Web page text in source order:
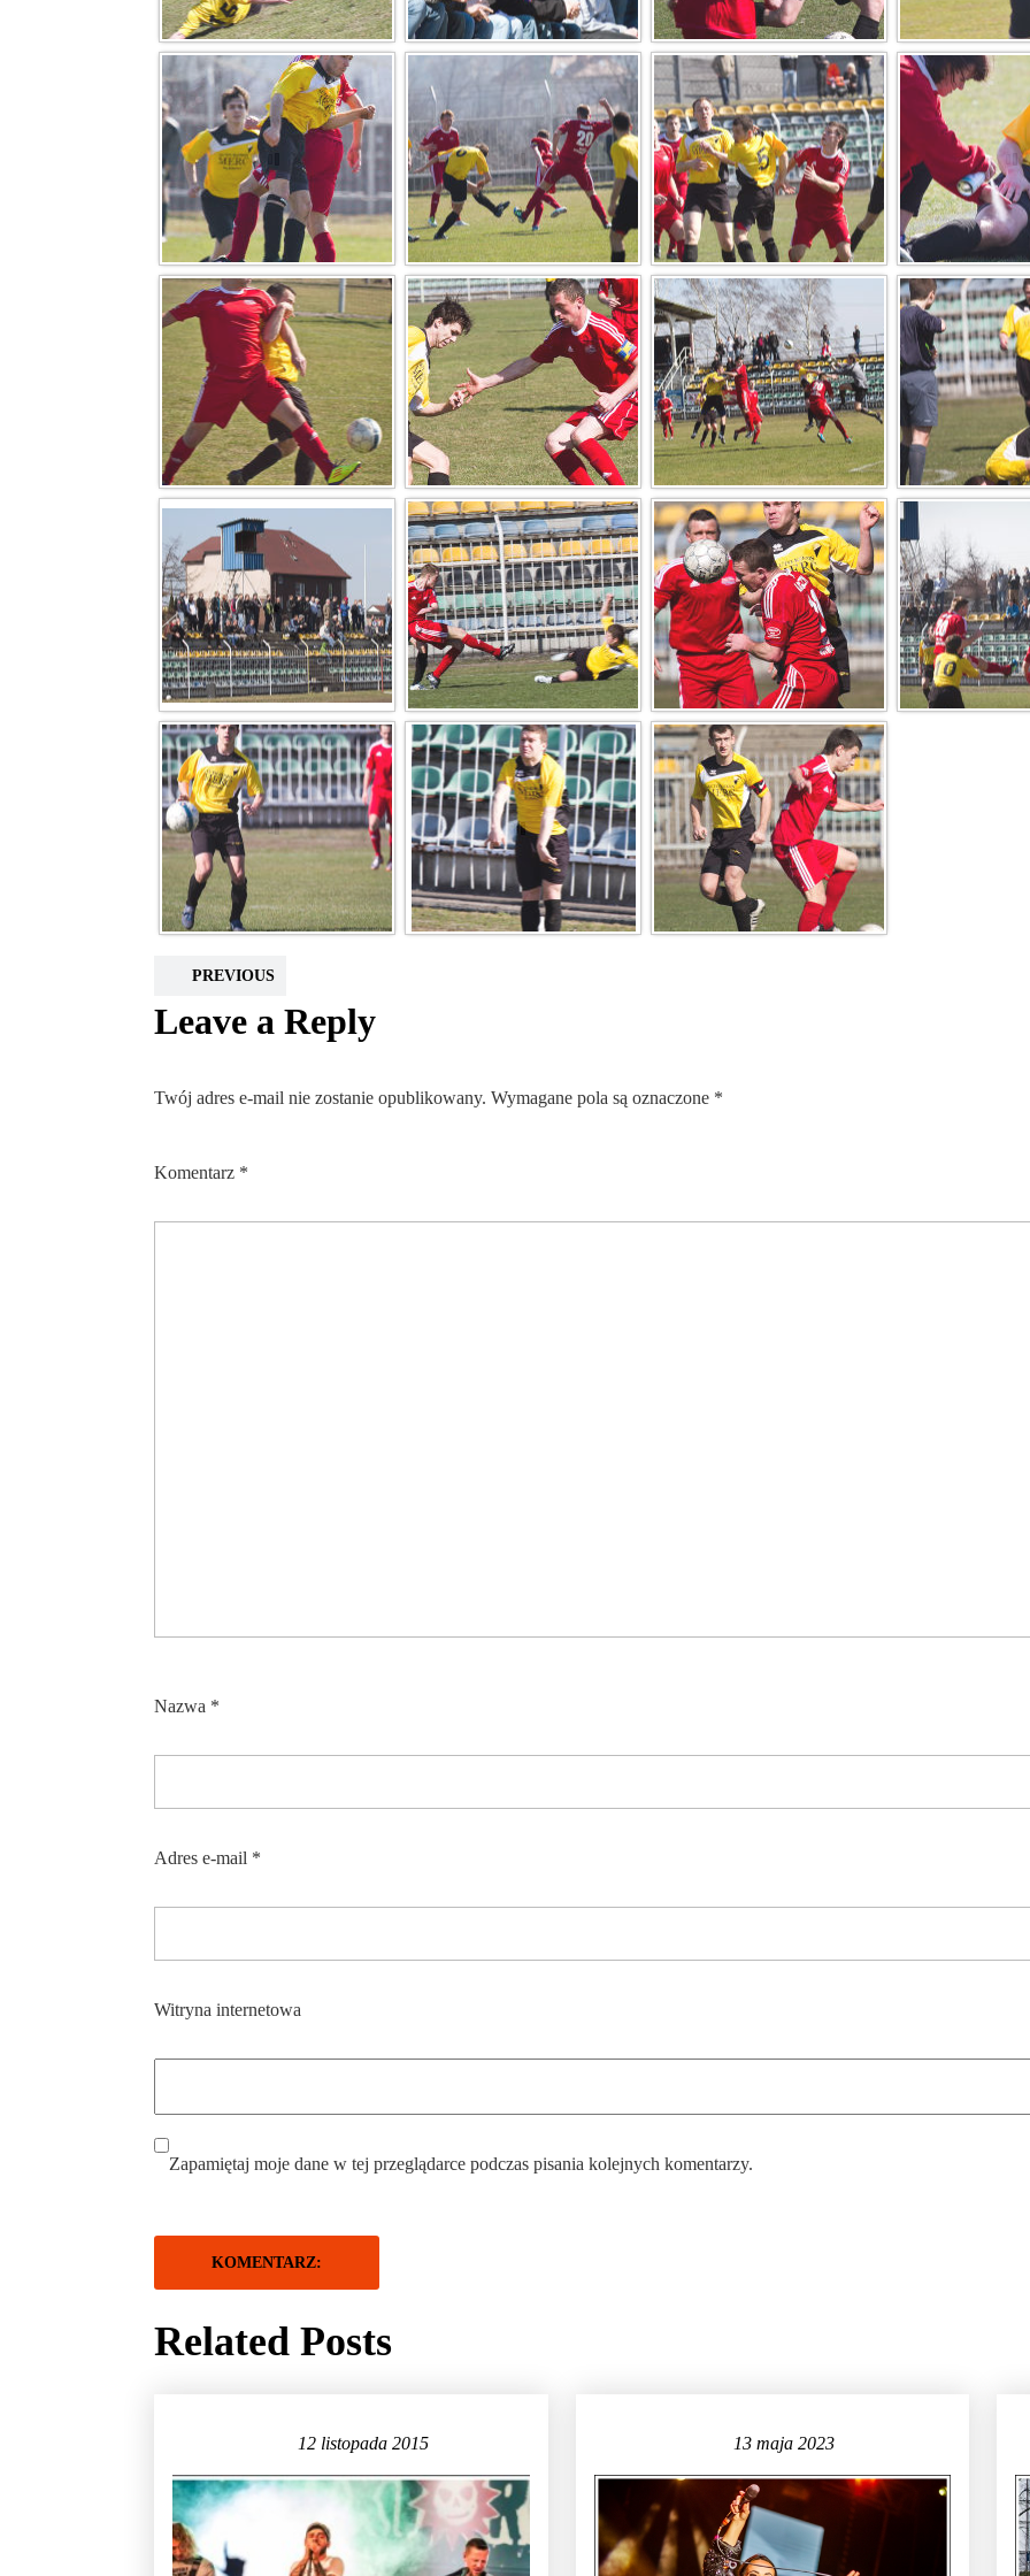
PREVIOUS
Leave a Reply
Twój adres e-mail nie zostanie opublikowany. Wymagane pola są oznaczone *
Komentarz *
Nazwa *
Adres e-mail *
Witryna internetowa
Zapamiętaj moje dane w tej przeglądarce podczas pisania kolejnych komentarzy.
Related Posts
12 listopada 2015 13 maja 2023